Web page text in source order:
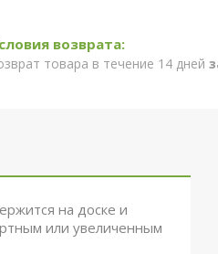
товара в течение 14 дней
на доске и
или увеличенным